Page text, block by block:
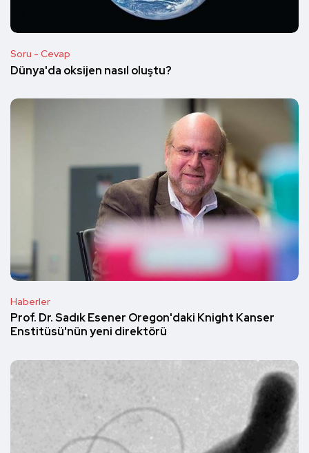
Soru - Cevap
Dünya'da oksijen nasıl oluştu?
Haberler
Prof. Dr. Sadık Esener Oregon'daki Knight Kanser
Enstitüsü'nün yeni direktörü